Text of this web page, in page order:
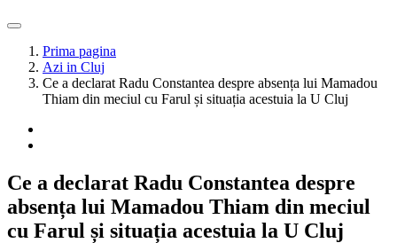
Prima pagina
Azi in Cluj
Ce a declarat Radu Constantea despre absența lui Mamadou
Thiam din meciul cu Farul și situația acestuia la U Cluj
Ce a declarat Radu Constantea despre
absența lui Mamadou Thiam din meciul
cu Farul și situația acestuia la U Cluj